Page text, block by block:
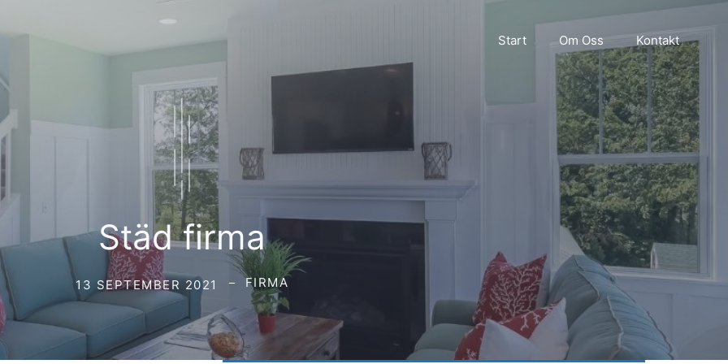
Start Om Oss Kontakt
Städ firma
13 SEPTEMBER 2021 FIRMA